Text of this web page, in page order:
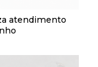
atendimento